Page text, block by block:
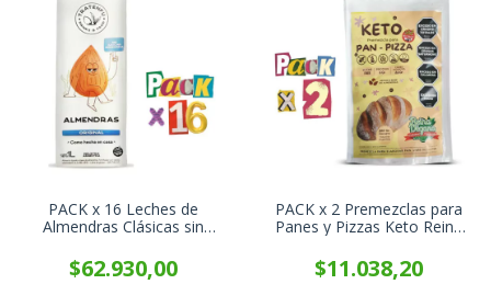
PACK x 16 Leches de
Almendras Clásicas sin
$62.930,00
PACK x 2 Premezclas para
Panes y Pizzas Keto Reina
$11.038,20